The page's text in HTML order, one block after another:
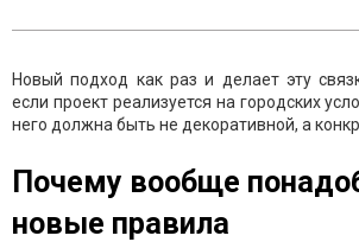
Новый подход как раз и делает эту
если проект реализуется на городских
него должна быть не декоративной, а
Почему вообще
новые правила